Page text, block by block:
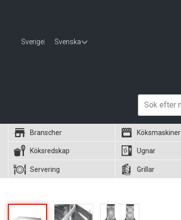
Sverige Svenska
Branscher Köksmaskiner
Köksredskap Ugnar
Servering Grillar